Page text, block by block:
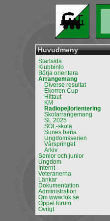
Huvudmeny
Startsida
Klubbinfo
Börja orientera
Arrangemang
Diverse resultat
Ekorren Cup
Hittaut
KM
Radiopejlorientering
Skolarrangemang
SL 2025
SOL-skola
Sunes bana
Ungdomsserien
Vårspringet
Arkiv
Senior och junior
Ungdom
Internt
Veteranerna
Länkar
Dokumentation
Administration
Om www.lok.se
Öppet forum
Övrigt